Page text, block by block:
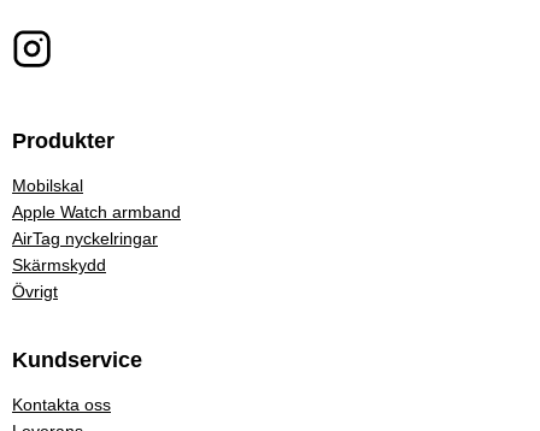
Produkter
Mobilskal
Apple Watch armband
AirTag nyckelringar
Skärmskydd
Övrigt
Kundservice
Kontakta oss